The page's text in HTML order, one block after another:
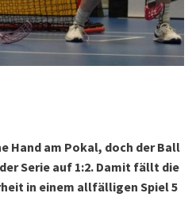
Hand am Pokal, doch der Ball
Serie auf 1:2. Damit fällt die
in einem allfälligen Spiel 5